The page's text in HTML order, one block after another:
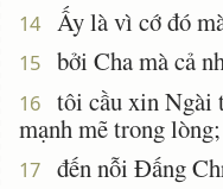
14 Ấy là vì cớ đó
15 bởi Cha mà cả
16
tôi cầu xin Ngài
mạnh mẽ trong lòng;
17 đến nỗi Ðấng